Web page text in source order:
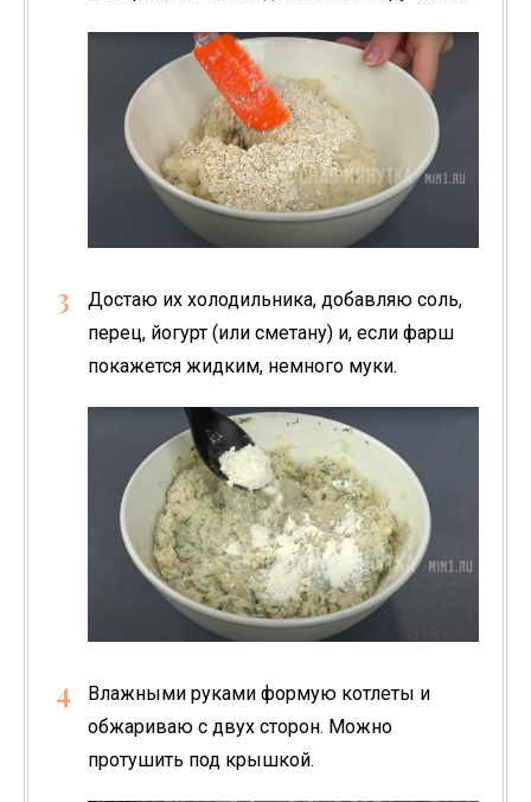
Достаю их холодильника, добавляю соль,
перец, йогурт (или сметану) и, если фарш
покажется жидким, немного муки.
Влажными руками формую котлеты и
обжариваю с двух сторон. Можно
протушить под крышкой.